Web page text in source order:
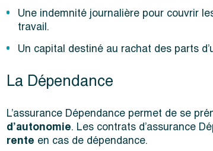
Une indemnité journalière pour couvrir
travail.
Un capital destiné au rachat des parts
La Dépendance
L’assurance Dépendance permet de se
d’autonomie. Les contrats d’assurance
rente en cas de dépendance.